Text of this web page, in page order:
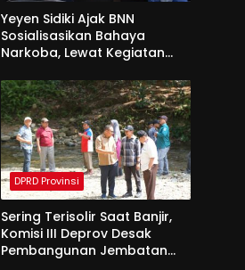
Yeyen Sidiki Ajak BNN
Sosialisasikan Bahaya
Narkoba, Lewat Kegiatan
DPRD Provinsi
Sering Terisolir Saat Banjir,
Komisi III Deprov Desak
Pembangunan Jembatan